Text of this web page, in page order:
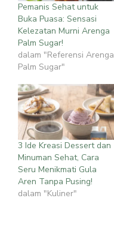
Pemanis Sehat untuk
Buka Puasa: Sensasi
Kelezatan Murni Arenga
Palm Sugar!
dalam "Referensi Arenga
Palm Sugar"
3 Ide Kreasi Dessert dan
Minuman Sehat, Cara
Seru Menikmati Gula
Aren Tanpa Pusing!
dalam "Kuliner"